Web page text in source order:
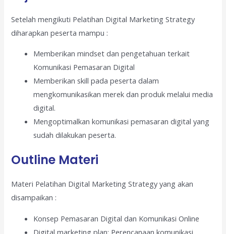
Setelah mengikuti Pelatihan Digital Marketing Strategy
diharapkan peserta mampu :
Memberikan mindset dan pengetahuan terkait
Komunikasi Pemasaran Digital
Memberikan skill pada peserta dalam
mengkomunikasikan merek dan produk melalui media
digital.
Mengoptimalkan komunikasi pemasaran digital yang
sudah dilakukan peserta.
Outline Materi
Materi Pelatihan Digital Marketing Strategy yang akan
disampaikan :
Konsep Pemasaran Digital dan Komunikasi Online
Digital marketing plan; Perencanaan komunikasi